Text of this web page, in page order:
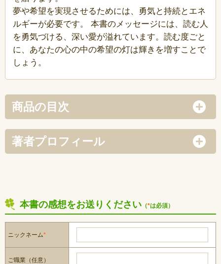
夢や希望を実現させるためには、勇気と持続とエネ
ルギーが必要です。 本書のメッセージには、読む人
を勇気づける、深い愛が溢れています。読む度ごと
に、あなたの心の中の希望の灯は輝きを増すことで
しょう。
商品の目次
著者プロフィール
本書の感想をお送りください （*は必須）
ニックネーム*
ご職業（任意）